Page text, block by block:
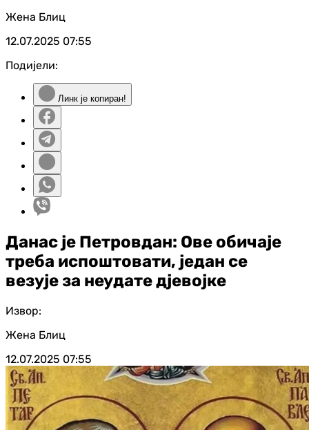
Жена Блиц
12.07.2025 07:55
Подијели:
Линк је копиран!
Данас је Петровдан: Ове обичаје
треба испоштовати, један се
везује за неудате дјевојке
Извор:
Жена Блиц
12.07.2025 07:55